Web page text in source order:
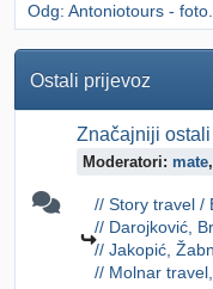
Odg: Antoniotours - foto...
Ostali prijevoz
Značajniji
Moderatori: mate,
// Story travel /
// Darojković,
// Jakopić,
// Molnar